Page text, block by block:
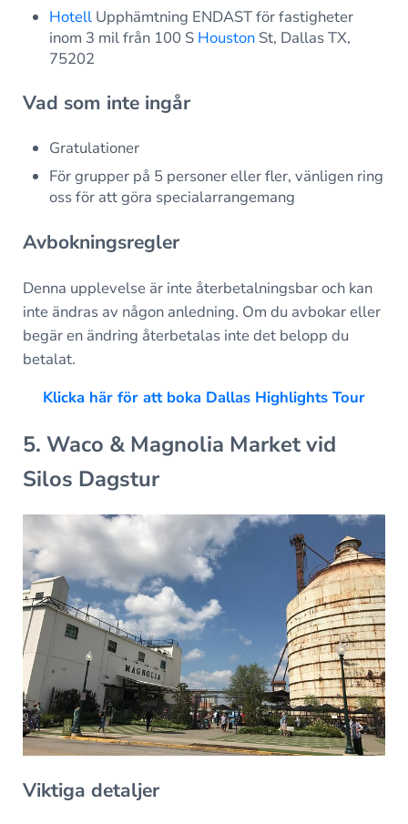
Hotell Upphämtning ENDAST för fastigheter
inom 3 mil från 100 S Houston St, Dallas TX,
75202
Vad som inte ingår
Gratulationer
För grupper på 5 personer eller fler, vänligen ring
oss för att göra specialarrangemang
Avbokningsregler
Denna upplevelse är inte återbetalningsbar och kan
inte ändras av någon anledning. Om du avbokar eller
begär en ändring återbetalas inte det belopp du
betalat.
Klicka här för att boka Dallas Highlights Tour
5. Waco & Magnolia Market vid
Silos Dagstur
Viktiga detaljer